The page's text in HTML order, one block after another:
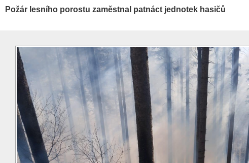
Požár lesního porostu zaměstnal patnáct jednotek hasičů